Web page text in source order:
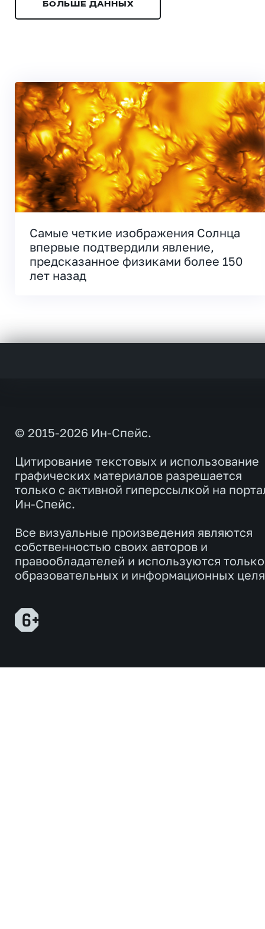
БОЛЬШЕ ДАННЫХ
Самые четкие изображения Солнца
впервые подтвердили явление,
предсказанное физиками более 150
лет назад
© 2015-2026 Ин-Спейс.
Цитирование текстовых и использование
графических материалов разрешается
только с активной гиперссылкой на
Ин-Спейс.
Все визуальные произведения являются
собственностью своих авторов и
правообладателей и используются
образовательных и информационных